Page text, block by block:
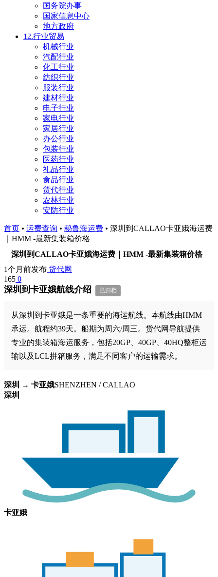
国务院办事
国家信息中心
地方政府
12.行业贸易
机械行业
汽配行业
化工行业
纺织行业
服装行业
建材行业
电子行业
家电行业
家居行业
办公行业
包装行业
医药行业
礼品行业
食品行业
货代行业
农林行业
安防行业
首页 • 运费查询 • 秘鲁海运费 • 深圳到CALLAO卡亚娥海运费
｜HMM -最新集装箱价格
深圳到CALLAO卡亚娥海运费｜HMM -最新集装箱价格
1个月前发布 货代网
165 0
深圳到卡亚娥航线介绍 已归档
从深圳到卡亚娥是一条重要的海运航线。本航线由HMM
承运。航程约39天。船期为周六/周三。货代网导航提供
专业的集装箱海运服务，包括20GP、40GP、40HQ整柜运
输以及LCL拼箱服务，满足不同客户的运输需求。
深圳 → 卡亚娥SHENZHEN / CALLAO
深圳
卡亚娥